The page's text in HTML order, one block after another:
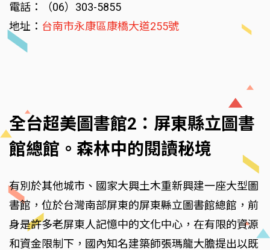
電話：（06）303-5855
地址： 台南市永康區康橋大道255號
全台超美圖書館2：屏東縣立圖書
館總館。森林中的閱讀秘境
有別於其他城市、國家大興土木重新興建一座大型圖
書館，位於台灣南部屏東的屏東縣立圖書館總館，前
身是許多老屏東人記憶中的文化中心，在有限的資源
和資金限制下，國內知名建築師張瑪龍大膽提出以既